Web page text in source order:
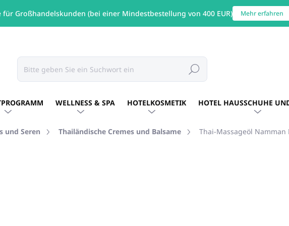
für Großhandelskunden (bei einer Mindestbestellung von 400 EUR) Mehr erfahren
Suchen
WELLNESS & SPA HOTELKOSMETIK HOTEL HAUSSCHUHE
und Seren Thailändische Cremes und Balsame Thai-Massageöl